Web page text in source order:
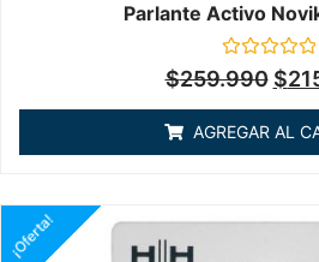
Parlante Activo
Valorado
en
de
5
$259.990 $
AGREGAR AL
¡Oferta!